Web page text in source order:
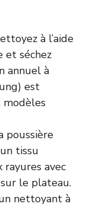
à l’aide
et séchez
annuel à
est
poussière
tissu
avec
le plateau.
nettoyant à